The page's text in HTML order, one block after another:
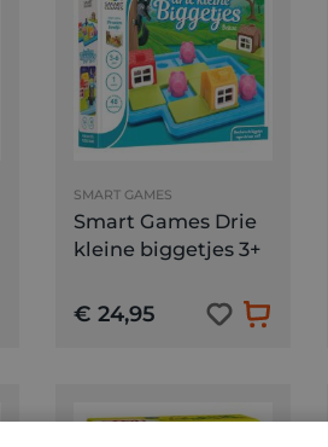
SMART GAMES
Smart Games Drie
kleine biggetjes 3+
€ 24,95